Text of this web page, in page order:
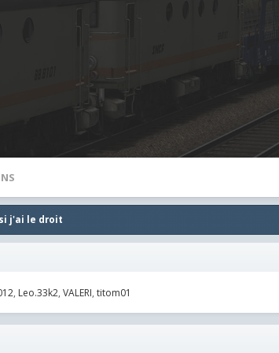
j'ai le droit
Leo.33k2 VALERI titom01